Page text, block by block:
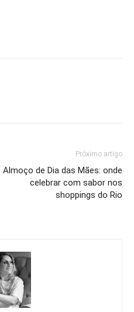
Próximo artigo
Almoço de Dia das Mães: onde
celebrar com sabor nos
shoppings do Rio